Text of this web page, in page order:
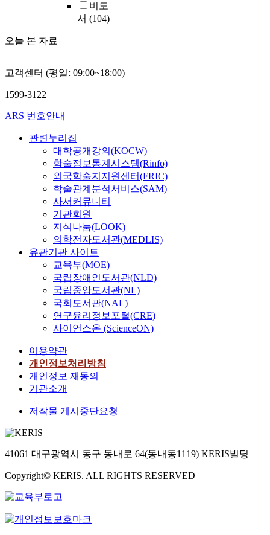
비도
서 (104)
오늘 본 자료
고객센터 (평일: 09:00~18:00)
1599-3122
ARS 번호안내
관련누리집
대학공개강의(KOCW)
학술정보통계시스템(Rinfo)
외국학술지지원센터(FRIC)
학술관계분석서비스(SAM)
사서커뮤니티
기관회원
지식나눔(LOOK)
의학전자도서관(MEDLIS)
유관기관 사이트
교육부(MOE)
국립장애인도서관(NLD)
국립중앙도서관(NL)
국회도서관(NAL)
연구윤리정보포털(CRE)
사이언스온 (ScienceON)
이용약관
개인정보처리방침
개인정보 재동의
기관소개
저작물 게시중단요청
41061 대구광역시 동구 동내로 64(동내동1119) KERIS빌딩
Copyright© KERIS. ALL RIGHTS RESERVED